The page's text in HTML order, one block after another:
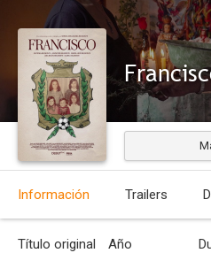
Información Trailers
Título original Año